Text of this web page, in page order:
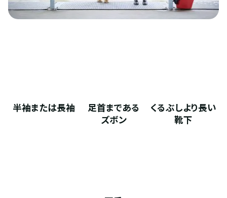
半袖または長袖
足首まである
ズボン
くるぶしより長い
靴下